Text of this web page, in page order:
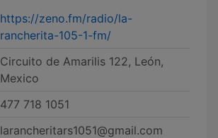
https://zeno.fm/radio/la-
rancherita-105-1-fm/
Circuito de Amarilis 122, León,
Mexico
477 718 1051
larancheritars1051@gmail.com